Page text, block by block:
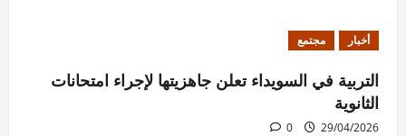
أخبار مجتمع
التربية في السويداء تعلن جاهزيتها لإجراء امتحانات
الثانوية
29/04/2026
0